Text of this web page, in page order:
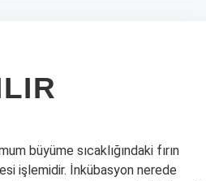
büyüme sıcaklığındaki fırın
işlemidir. İnkübasyon nerede